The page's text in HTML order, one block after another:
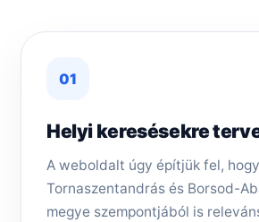
01
Helyi keresésekre
A weboldalt úgy építjük fel, hogy
Tornaszentandrás és Borsod-
megye szempontjából is